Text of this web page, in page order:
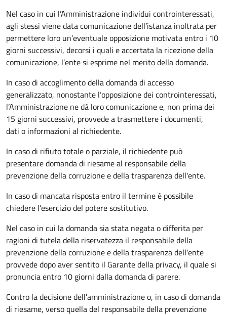
Nel caso in cui l’Amministrazione individui controinteressati,
agli stessi viene data comunicazione dell’istanza inoltrata per
permettere loro un’eventuale opposizione motivata entro i 10
giorni successivi, decorsi i quali e accertata la ricezione della
comunicazione, l’ente si esprime nel merito della domanda.
In caso di accoglimento della domanda di accesso
generalizzato, nonostante l’opposizione dei controinteressati,
l’Amministrazione ne dà loro comunicazione e, non prima dei
15 giorni successivi, provvede a trasmettere i documenti,
dati o informazioni al richiedente.
In caso di rifiuto totale o parziale, il richiedente può
presentare domanda di riesame al responsabile della
prevenzione della corruzione e della trasparenza dell'ente.
In caso di mancata risposta entro il termine è possibile
chiedere l'esercizio del potere sostitutivo.
Nel caso in cui la domanda sia stata negata o differita per
ragioni di tutela della riservatezza il responsabile della
prevenzione della corruzione e della trasparenza dell'ente
provvede dopo aver sentito il Garante della privacy, il quale si
pronuncia entro 10 giorni dalla domanda di parere.
Contro la decisione dell'amministrazione o, in caso di domanda
di riesame, verso quella del responsabile della prevenzione